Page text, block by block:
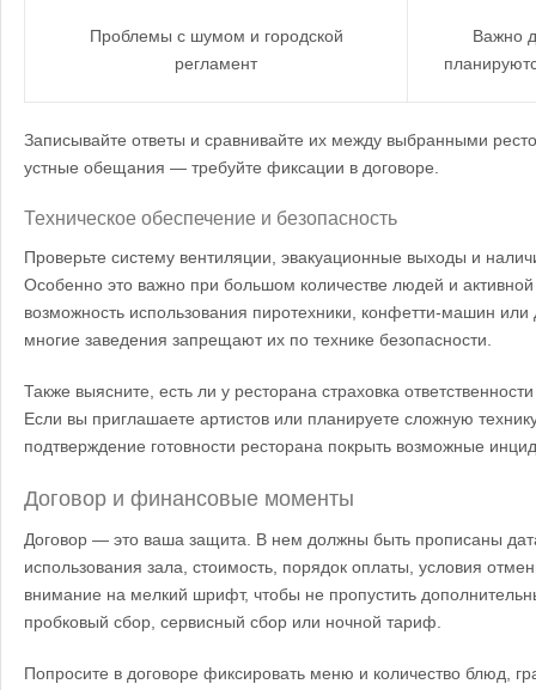
Проблемы с шумом и городской
регламент
Важно
Записывайте ответы и сравнивайте их между выбранными
устные обещания — требуйте фиксации в договоре.
Техническое обеспечение и безопасность
Проверьте систему вентиляции, эвакуационные выходы и
Особенно это важно при большом количестве людей и
возможность использования пиротехники, конфетти-машин
многие заведения запрещают их по технике безопасности.
Также выясните, есть ли у ресторана страховка
Если вы приглашаете артистов или планируете сложную
подтверждение готовности ресторана покрыть возможные
Договор и финансовые моменты
Договор — это ваша защита. В нем должны быть прописаны
использования зала, стоимость, порядок оплаты, условия
внимание на мелкий шрифт, чтобы не пропустить
пробковый сбор, сервисный сбор или ночной тариф.
Попросите в договоре фиксировать меню и количество блюд,